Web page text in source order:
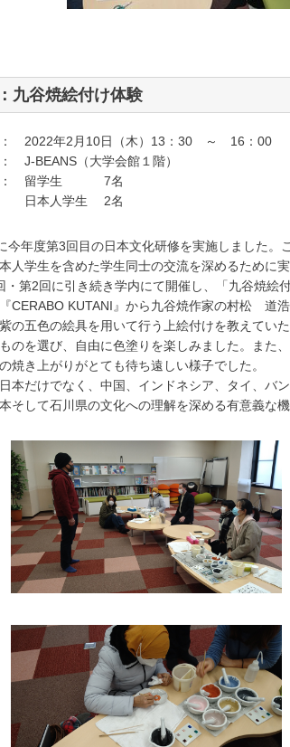
九谷焼絵付け体験
2022年2月10日（木）13：30 ～ 16：00
BEANS（大学会館１階）
： 留学生 7名
人学生 2名
今年度第3回目の日本文化研修を実施しました
人学生を含めた学生同士の交流を深めるために
・第2回に引き続き学内にて開催し、「九谷焼絵
CERABO KUTANI』から九谷焼作家の村松 道
紫の五色の絵具を用いて行う上絵付けを教えて
のを選び、自由に色塗りを楽しみました。また
焼き上がりがとても待ち遠しい様子でした。
本だけでなく、中国、インドネシア、タイ、バ
そして石川県の文化への理解を深める有意義な機